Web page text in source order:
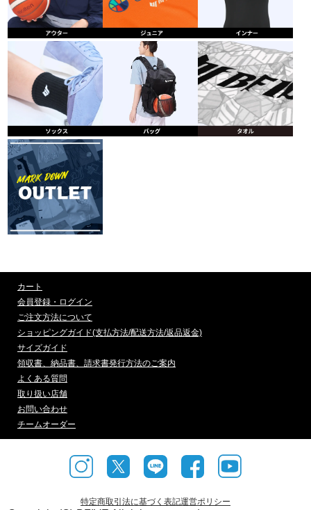
カート
会員登録・ログイン
ご注文方法について
ショッピングガイド(支払方法/配送方法/返品返金)
サイズガイド
領収書、納品書、請求書発行方法のご案内
よくある質問
取り扱い店舗
お問い合わせ
チームオーダー
特定商取引法に基づく表記運営ポリシー